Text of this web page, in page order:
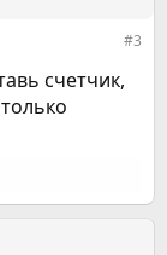
#3
счетчик,